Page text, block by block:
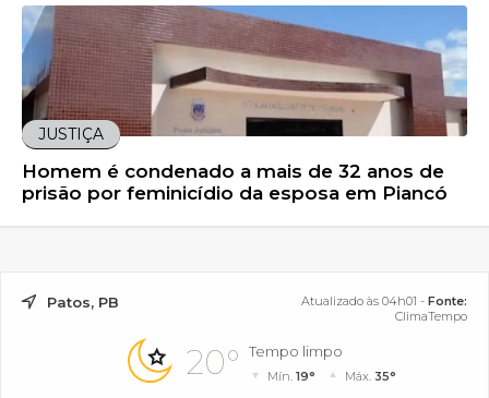
JUSTIÇA
Homem é condenado a mais de 32 anos de
prisão por feminicídio da esposa em Piancó
Patos, PB Atualizado às 04h01 - Fonte:
ClimaTempo
20° Tempo limpo
Mín.19° Máx. 35°